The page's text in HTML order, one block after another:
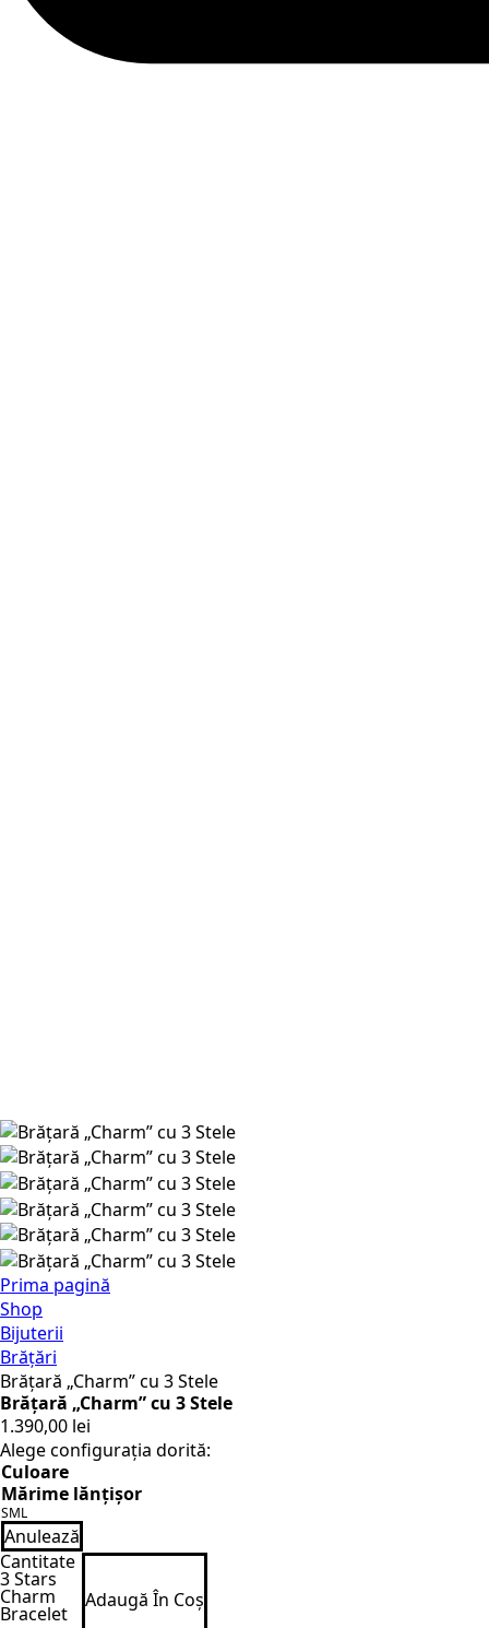
Prima pagină
Shop
Bijuterii
Brățări
Brățară „Charm” cu 3 Stele
Brățară „Charm” cu 3 Stele
1.390,00 lei
Alege configurația dorită:
Culoare
Mărime lănțișor
SML
Anulează
Cantitate
3 Stars
Charm
Bracelet
Adaugă În Coș